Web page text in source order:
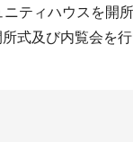
ティハウスを開
式及び内覧会を